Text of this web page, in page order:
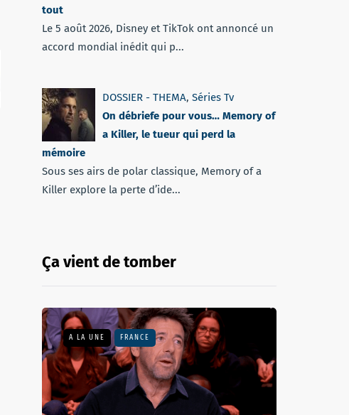
tout
Le 5 août 2026, Disney et TikTok ont annoncé un
accord mondial inédit qui p...
DOSSIER - THEMA, Séries Tv
On débriefe pour vous… Memory of
a Killer, le tueur qui perd la
mémoire
Sous ses airs de polar classique, Memory of a
Killer explore la perte d’ide...
Ça vient de tomber
A LA UNE FRANCE